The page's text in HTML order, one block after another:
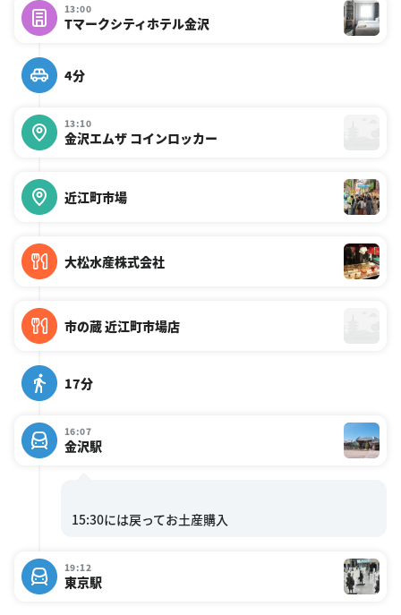
13:00
Tマークシティホテル金沢
4分
13:10
金沢エムザ コインロッカー
近江町市場
大松水産株式会社
市の蔵 近江町市場店
17分
16:07
金沢駅
19:12
東京駅